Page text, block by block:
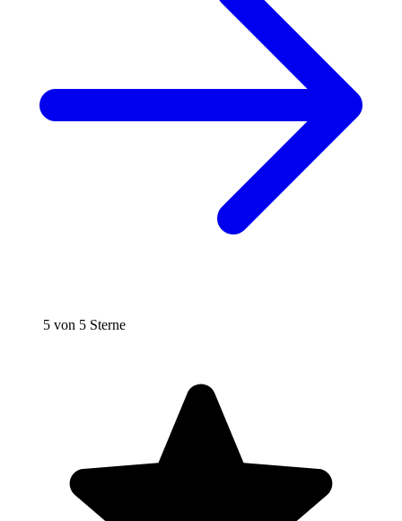
5 von 5 Sterne